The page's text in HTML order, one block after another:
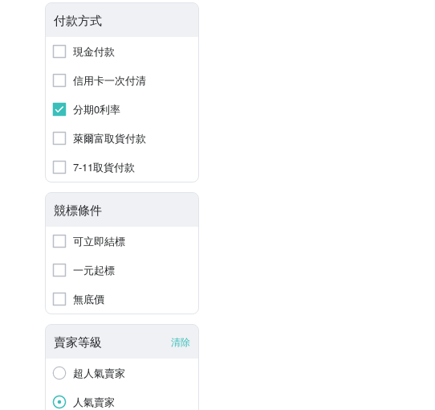
付款方式
現金付款
信用卡一次付清
分期0利率
萊爾富取貨付款
7-11取貨付款
競標條件
可立即結標
一元起標
無底價
賣家等級 清除
超人氣賣家
人氣賣家